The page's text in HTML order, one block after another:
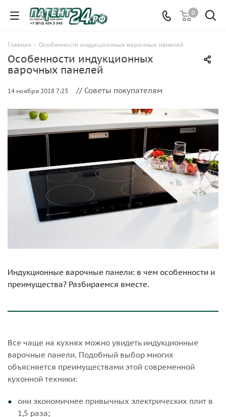
0
Главная - Особенности индукционных варочных панелей
Особенности индукционных
варочных панелей
14 ноября 2018 7:23 // Советы покупателям
Индукционные варочные панели: в чем особенности и
преимущества? Разбираемся вместе.
Все чаще на кухнях можно увидеть индукционные
варочные панели. Подобный выбор многих
объясняется преимуществами этой современной
кухонной техники:
они экономичнее привычных электрических плит в
1,5 раза;